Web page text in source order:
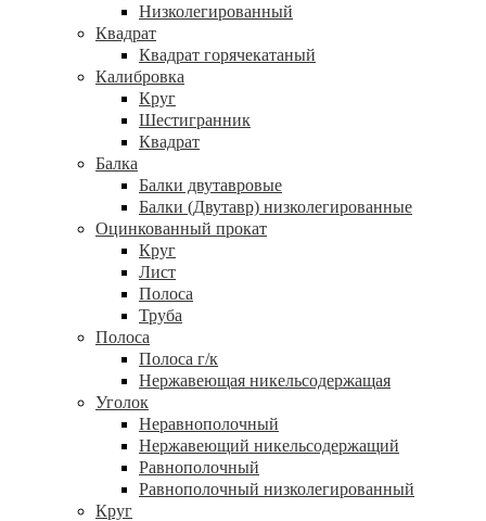
Низколегированный
Квадрат
Квадрат горячекатаный
Калибровка
Круг
Шестигранник
Квадрат
Балка
Балки двутавровые
Балки (Двутавр) низколегированные
Оцинкованный прокат
Круг
Лист
Полоса
Труба
Полоса
Полоса г/к
Нержавеющая никельсодержащая
Уголок
Неравнополочный
Нержавеющий никельсодержащий
Равнополочный
Равнополочный низколегированный
Круг